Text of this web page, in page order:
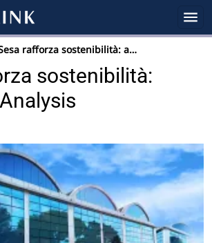
rafforza sostenibilità: a…
sostenibilità: